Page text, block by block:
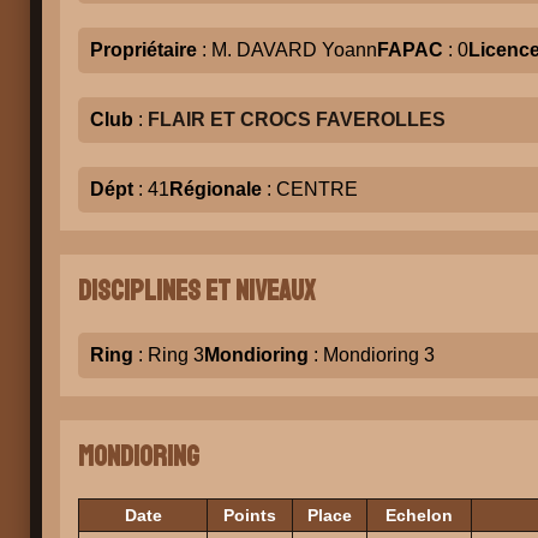
Propriétaire : M. DAVARD Yoann FAPAC : 0
Club : FLAIR ET CROCS FAVEROLLES
Dépt : 41 Régionale : CENTRE
Disciplines et niveaux
Ring : Ring 3Mondioring : Mondioring 3
Mondioring
Date Points Place Echelon